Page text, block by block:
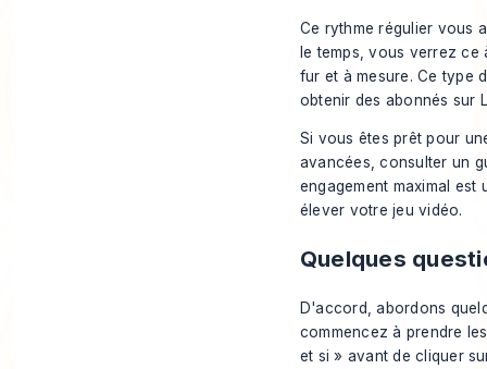
Ce rythme régulier vous
le temps, vous verrez
fur et à mesure. Ce type
obtenir des abonnés sur
Si vous êtes prêt pour
avancées, consulter un
engagement maximal est
élever votre jeu vidéo.
Quelques
D'accord, abordons
commencez à prendre
et si » avant de cliquer